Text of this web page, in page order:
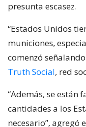
presunta escasez.
“Estados Unidos
municiones,
comenzó
Truth Social, red
“Además, se están
cantidades a los
necesario”, agregó